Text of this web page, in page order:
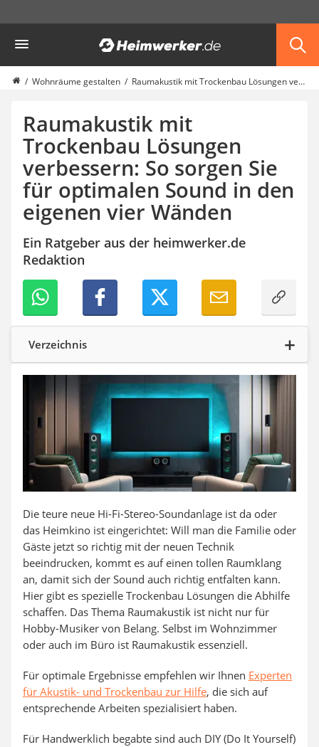
Möbel & Einrichtung
Daunenkissen
Wäscheständer
Heizdecke
Daunendecken
Backofen
HiFi-Lautsprecher
Samsung-Waschmaschine
LED-Feuchtraumleuchte
Decke mit Ärmeln
4K-Beamer
Schraubendreher-Set
Sägekettenschärfgerät
Geschirrspüler 45 cm
Fußsack
Steckdosenradio
Seilwinde
Zerkleinerer
Absauganlage
Wohnräume gestalten Raumakustik mit Trockenbau Lösungen verbessern: So sorgen Sie für optimalen Sound in den eigenen vier Wänden
Raumakustik mit
Trockenbau Lösungen
verbessern: So sorgen Sie
für optimalen Sound in den
eigenen vier Wänden
Ein Ratgeber aus der heimwerker.de
Redaktion
Verzeichnis
Die teure neue Hi-Fi-Stereo-Soundanlage ist da oder
das Heimkino ist eingerichtet: Will man die Familie oder
Gäste jetzt so richtig mit der neuen Technik
beeindrucken, kommt es auf einen tollen Raumklang
an, damit sich der Sound auch richtig entfalten kann.
Hier gibt es spezielle Trockenbau Lösungen die Abhilfe
schaffen. Das Thema Raumakustik ist nicht nur für
Hobby-Musiker von Belang. Selbst im Wohnzimmer
oder auch im Büro ist Raumakustik essenziell.
Für optimale Ergebnisse empfehlen wir Ihnen Experten
für Akustik- und Trockenbau zur Hilfe, die sich auf
entsprechende Arbeiten spezialisiert haben.
Für Handwerklich begabte sind auch DIY (Do It Yourself)